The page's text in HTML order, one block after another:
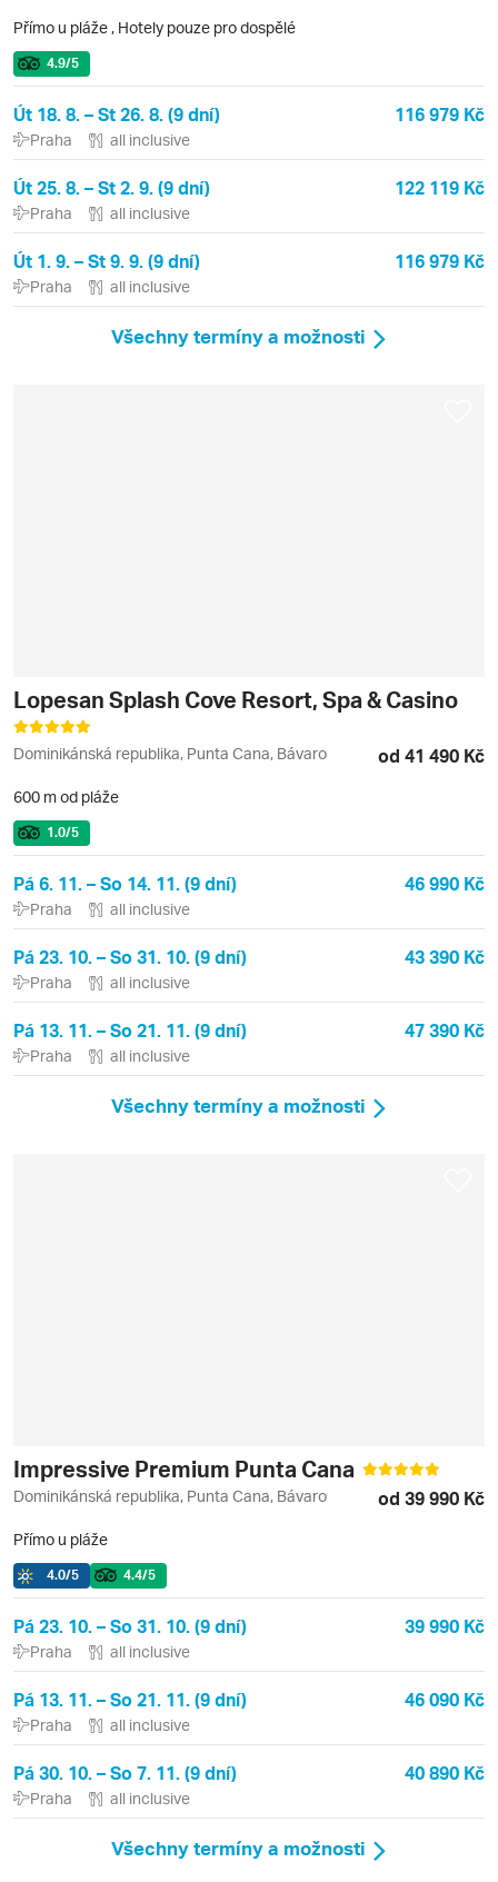
Přímo u pláže , Hotely pouze pro dospělé
4.9/5
Út 18. 8. – St 26. 8. (9 dní) 116 979 Kč
Praha all inclusive
Út 25. 8. – St 2. 9. (9 dní) 122 119 Kč
Praha all inclusive
Út 1. 9. – St 9. 9. (9 dní) 116 979 Kč
Praha all inclusive
Všechny termíny a možnosti
Lopesan Splash Cove Resort, Spa & Casino
Dominikánská republika, Punta Cana, Bávaro od 41 490 Kč
600 m od pláže
1.0/5
Pá 6. 11. – So 14. 11. (9 dní) 46 990 Kč
Praha all inclusive
Pá 23. 10. – So 31. 10. (9 dní) 43 390 Kč
Praha all inclusive
Pá 13. 11. – So 21. 11. (9 dní) 47 390 Kč
Praha all inclusive
Všechny termíny a možnosti
Impressive Premium Punta Cana
Dominikánská republika, Punta Cana, Bávaro od 39 990 Kč
Přímo u pláže
4.0/5 4.4/5
Pá 23. 10. – So 31. 10. (9 dní) 39 990 Kč
Praha all inclusive
Pá 13. 11. – So 21. 11. (9 dní) 46 090 Kč
Praha all inclusive
Pá 30. 10. – So 7. 11. (9 dní) 40 890 Kč
Praha all inclusive
Všechny termíny a možnosti